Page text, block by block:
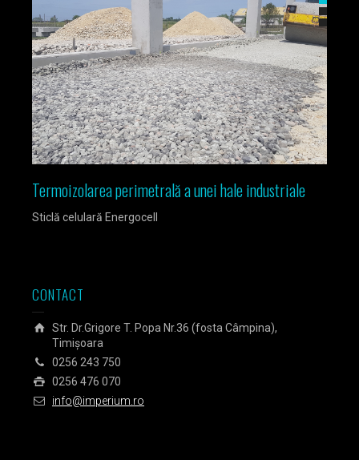
Izolarea fundației unei case pasive din Timișoara
Sticlă celulară Energocell
CONTACT
Str. Dr.Grigore T. Popa Nr.36 (fosta Câmpina),
Timișoara
0256 243 750
0256 476 070
info@imperium.ro